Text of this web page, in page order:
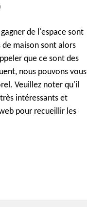
de l'espace sont
de maison sont alors
que ce sont des
nous pouvons vous
Veuillez noter qu'il
intéressants et
pour recueillir les